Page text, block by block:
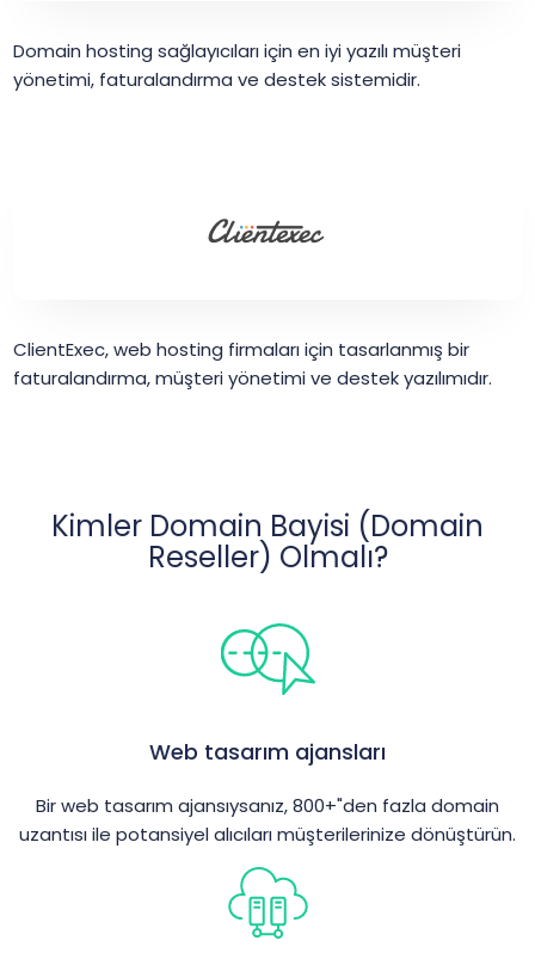
Domain hosting sağlayıcıları için en iyi yazılı müşteri
yönetimi, faturalandırma ve destek sistemidir.
ClientExec, web hosting firmaları için tasarlanmış bir
faturalandırma, müşteri yönetimi ve destek yazılımıdır.
Kimler Domain Bayisi (Domain
Reseller) Olmalı?
Web tasarım ajansları
Bir web tasarım ajansıysanız, 800+"den fazla domain
uzantısı ile potansiyel alıcıları müşterilerinize dönüştürün.